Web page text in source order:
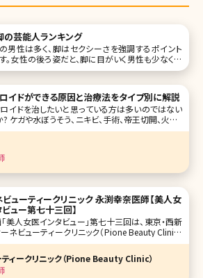
の芸能人ランキング
男性は多く、脚はセクシーさを強調するポイント
。女性の後ろ姿だと、脚に目がいく男性も少なくな
。そこで今回は、エロい脚を持つ女性芸能人をラン
イドができる原因と治療法をタイプ別に解説
イドを治したいと思っている方は多いのではない
? ケガや水ぼうそう、ニキビ、手術、帝王切開、火傷、
トなどみなさんどこかに程度の差はあれ傷跡があ
います。そもそも傷跡とケロイドの違いってなんだ
法はどんなものがあるのかといった疑問に対して
していきま
ビューティークリニック 永渕幸奈医師【美人女
ュー第七十三回】
美人女医インタビュー」第七十三回は、東京・西新
ネビューティークリニック（Pione Beauty Clinic）
がふち みゆな）先生です。 ピオーネビューテ
ニック（山本晃義院長）は、お顔のたるみやシワなど
グケア、美容皮膚科メニューを中心に、目
ティークリニック（Pione Beauty Clinic）